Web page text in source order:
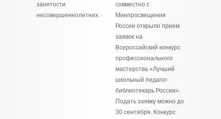
занятости
несовершеннолетних.
совместно с
Минпросвещения
России открыло прием
заявок на
Всероссийский конкурс
профессионального
мастерства «Лучший
школьный педагог-
библиотекарь России».
Подать заявку можно до
30 сентября. Конкурс